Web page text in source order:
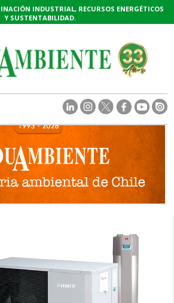
INDUSTRIAL, RECURSOS ENERGÉTICOS
Y SUSTENTABILIDAD.